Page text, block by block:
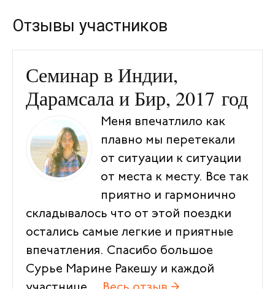
Отзывы участников
Семинар в Индии,
Дарамсала и Бир, 2017 год
Меня впечатлило как
плавно мы перетекали
от ситуации к ситуации
от места к месту. Все так
приятно и гармонично
складывалось что от этой поездки
остались самые легкие и приятные
впечатления. Спасибо большое
Сурье Марине Ракешу и каждой